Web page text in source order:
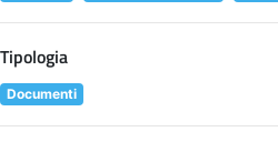
Tipologia
Documenti